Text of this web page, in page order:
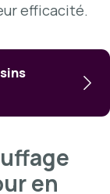
efficacité.
en